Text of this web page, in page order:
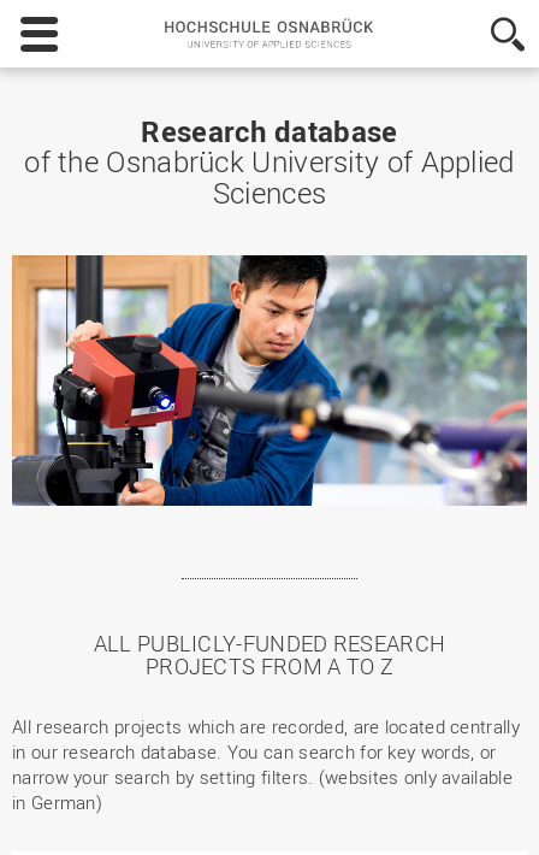
Hochschule
Osnabrück
-
Sciences
Research database
of the Osnabrück University of Applied
Sciences
ALL PUBLICLY-FUNDED RESEARCH
PROJECTS FROM A TO Z
All research projects which are recorded, are located centrally
in our research database. You can search for key words, or
narrow your search by setting filters. (websites only available
in German)